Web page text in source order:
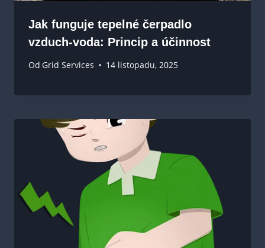
Jak funguje tepelné čerpadlo
vzduch-voda: Princip a účinnost
Od Grid Services 14 listopadu, 2025